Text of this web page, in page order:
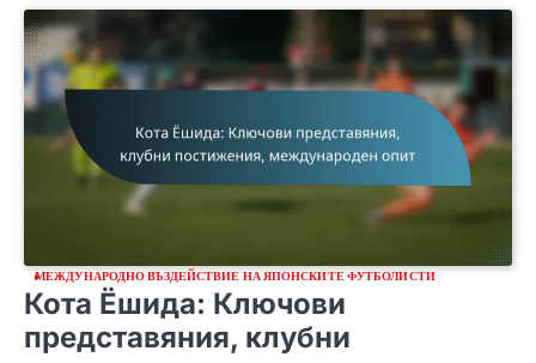
МЕЖДУНАРОДНО ВЪЗДЕЙСТВИЕ НА ЯПОНСКИТЕ ФУТБОЛИСТИ
Кота Ёшида: Ключови
представяния, клубни